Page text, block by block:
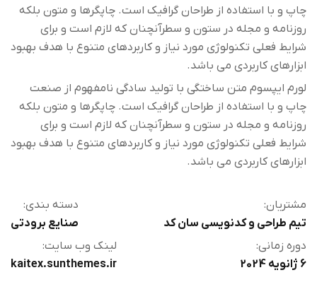
چاپ و با استفاده از طراحان گرافیک است. چاپگرها و متون بلکه
روزنامه و مجله در ستون و سطرآنچنان که لازم است و برای
شرایط فعلی تکنولوژی مورد نیاز و کاربردهای متنوع با هدف بهبود
ابزارهای کاربردی می باشد.
لورم ایپسوم متن ساختگی با تولید سادگی نامفهوم از صنعت
چاپ و با استفاده از طراحان گرافیک است. چاپگرها و متون بلکه
روزنامه و مجله در ستون و سطرآنچنان که لازم است و برای
شرایط فعلی تکنولوژی مورد نیاز و کاربردهای متنوع با هدف بهبود
ابزارهای کاربردی می باشد.
مشتریان:
تیم طراحی و کدنویسی سان کد
دسته بندی:
صنایع برودتی
دوره زمانی:
6 ژانویه 2024
لینک وب سایت:
kaitex.sunthemes.ir